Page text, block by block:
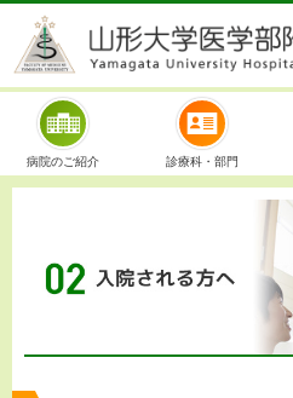
病院のご紹介 診療科・部門